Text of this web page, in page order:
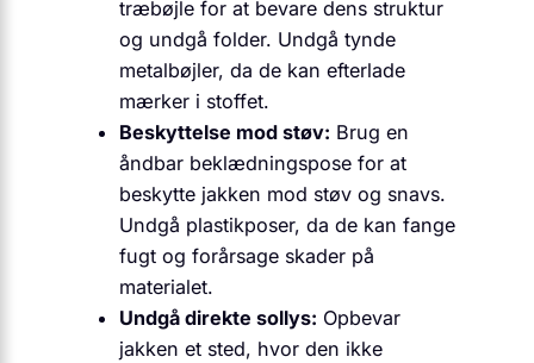
træbøjle for at bevare dens struktur
og undgå folder. Undgå tynde
metalbøjler, da de kan efterlade
mærker i stoffet.
Beskyttelse mod støv: Brug en
åndbar beklædningspose for at
beskytte jakken mod støv og snavs.
Undgå plastikposer, da de kan fange
fugt og forårsage skader på
materialet.
Undgå direkte sollys: Opbevar
jakken et sted, hvor den ikke